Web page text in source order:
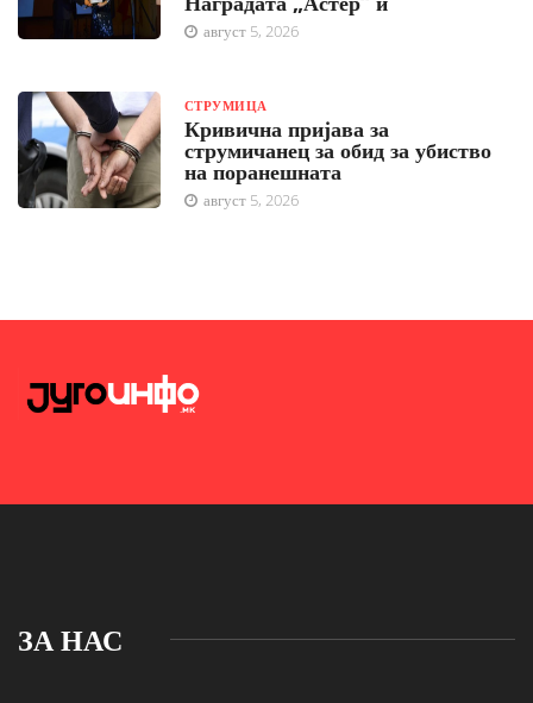
август 5, 2026
СТРУМИЦА
Кривична пријава за
струмичанец за обид за убиство
на поранешната
август 5, 2026
ЗА НАС